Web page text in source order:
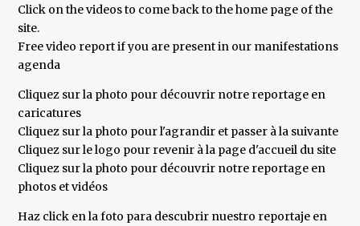
Click on the videos to come back to the home page of the
site.
Free video report if you are present in our manifestations
agenda
Cliquez sur la photo pour découvrir notre reportage en
caricatures
Cliquez sur la photo pour l'agrandir et passer à la suivante
Cliquez sur le logo pour revenir à la page d'accueil du site
Cliquez sur la photo pour découvrir notre reportage en
photos et vidéos
Haz click en la foto para descubrir nuestro reportaje en